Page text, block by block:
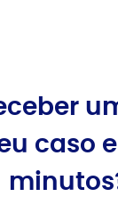
caso